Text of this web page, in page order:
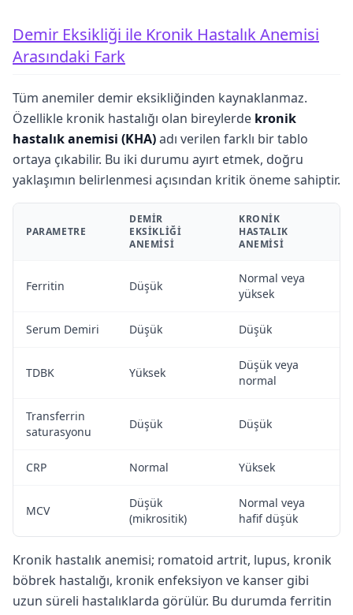
Demir Eksikliği ile Kronik Hastalık Anemisi
Arasındaki Fark
Tüm anemiler demir eksikliğinden kaynaklanmaz.
Özellikle kronik hastalığı olan bireylerde kronik
hastalık anemisi (KHA)adı verilen farklı bir tablo
ortaya çıkabilir. Bu iki durumu ayırt etmek, doğru
yaklaşımın belirlenmesi açısından kritik öneme sahiptir.
PARAMETRE
DEMIR
EKSIKLIĞI
ANEMISI
KRONIK
HASTALIK
ANEMISI
Ferritin Düşük
Normal veya
yüksek
Serum Demiri Düşük Düşük
TDBK Yüksek
Düşük veya
normal
Transferrin
saturasyonu
Düşük Düşük
CRP Normal Yüksek
MCV
Düşük
(mikrositik)
Normal veya
hafif düşük
Kronik hastalık anemisi; romatoid artrit, lupus, kronik
böbrek hastalığı, kronik enfeksiyon ve kanser gibi
uzun süreli hastalıklarda görülür. Bu durumda ferritin